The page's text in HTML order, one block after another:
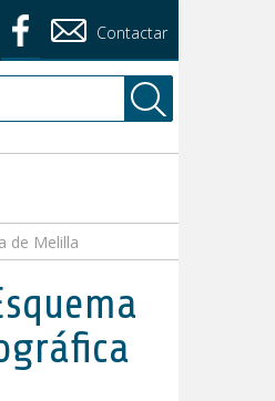
Contactar
de Melilla